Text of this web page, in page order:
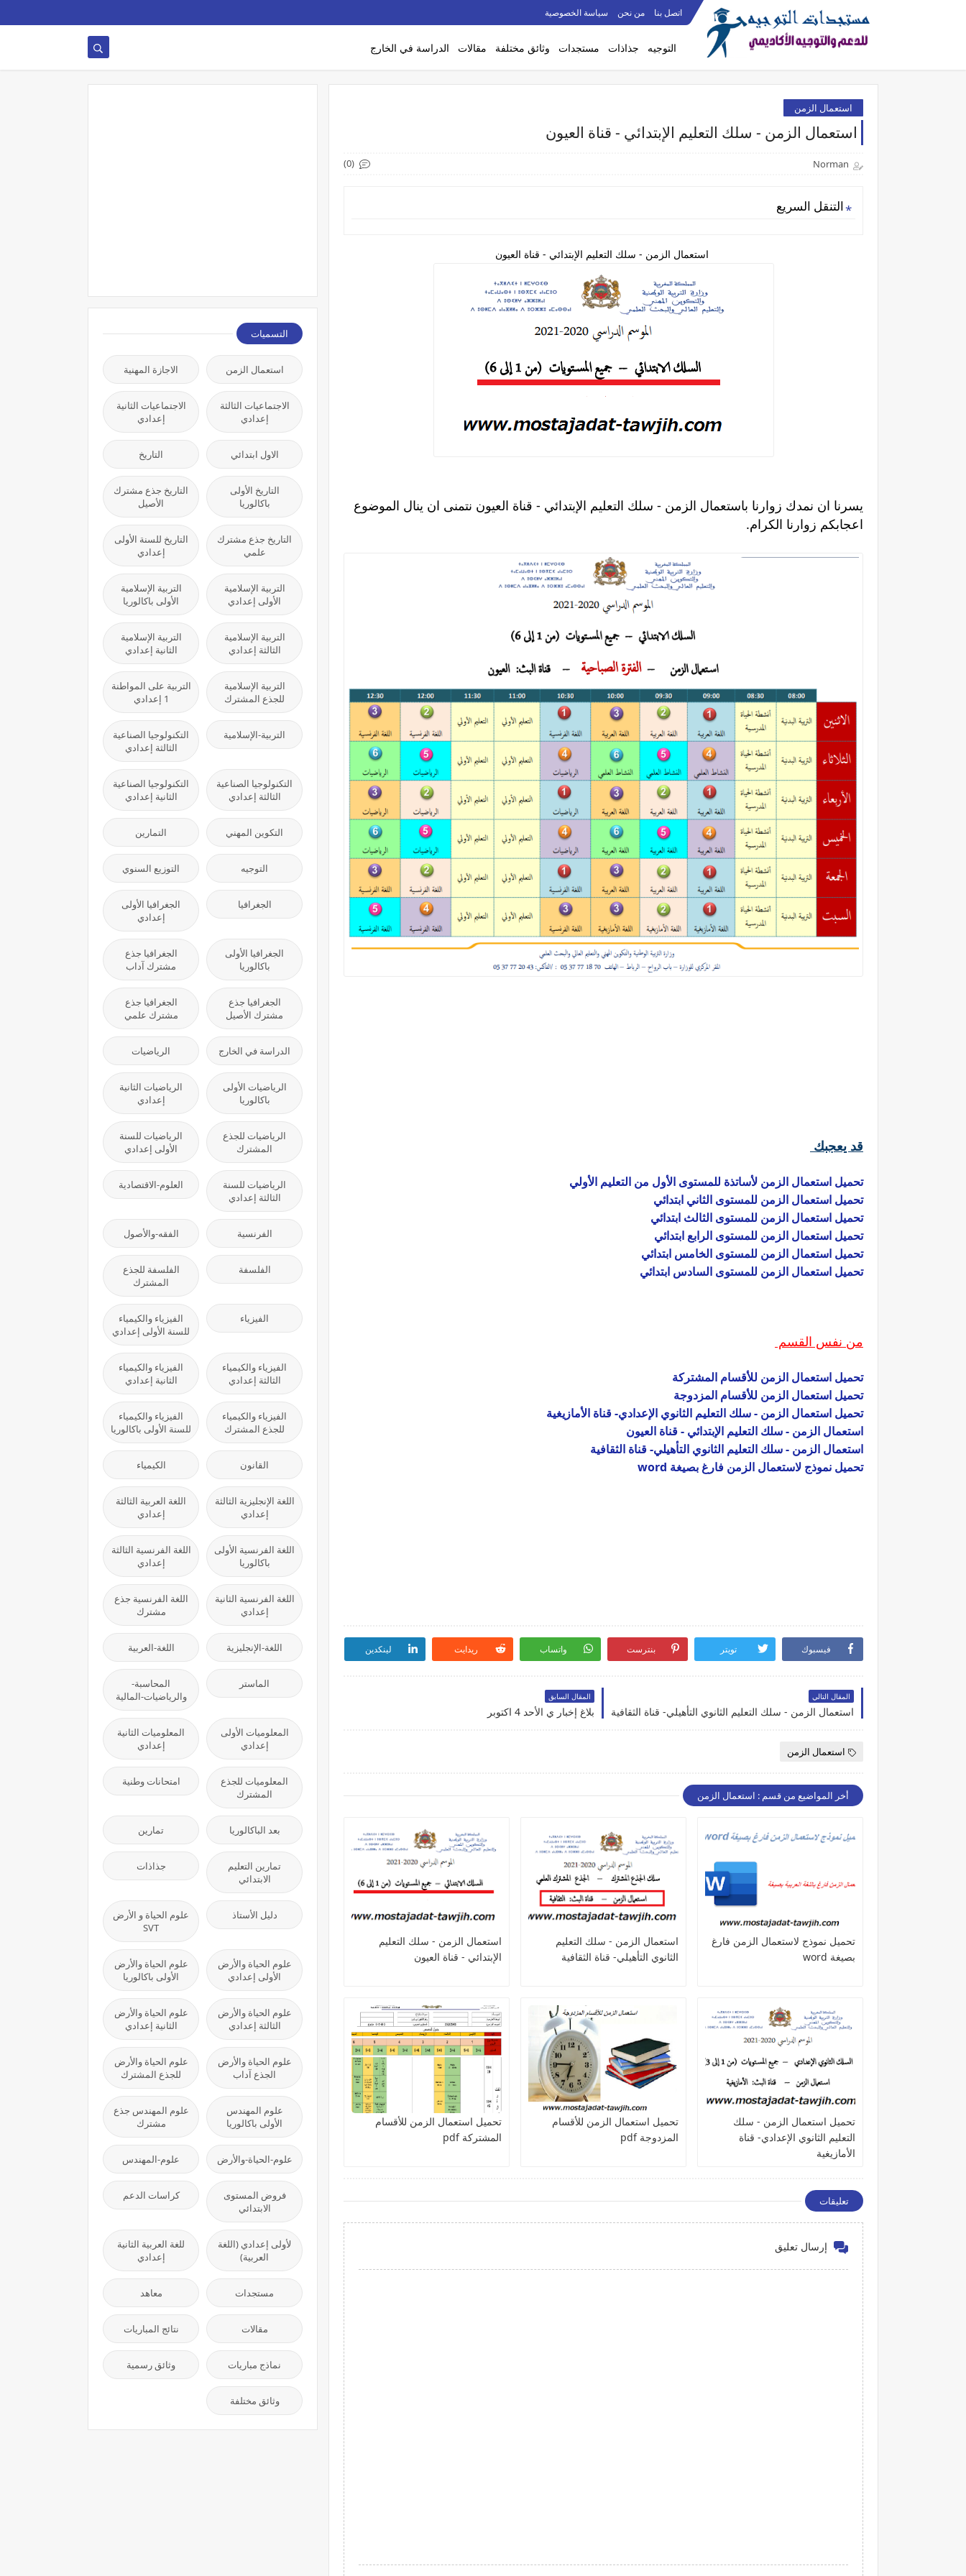
اتصل بنا من نحن سياسة الخصوصية
التوجيه جذاذات مستجدات وثائق مختلفة مقالات الدراسة في الخارج
استعمال الزمن
​استعمال الزمن - سلك التعليم الإبتدائي - قناة العيون
Norman
(0)
التنقل السريع
​استعمال الزمن - سلك التعليم الإبتدائي - قناة العيون
يسرنا ان نمدك زوارنا ب​استعمال الزمن - سلك التعليم الإبتدائي - قناة العيون نتمنى ان ينال الموضوع
اعجابكم زوارنا الكرام.
قد يعجبك
تحميل استعمال الزمن لأساتذة للمستوى الأول من التعليم الأولي
تحميل استعمال الزمن للمستوى الثاني ابتدائي
تحميل استعمال الزمن للمستوى الثالث ابتدائي
تحميل استعمال الزمن للمستوى الرابع ابتدائي
تحميل استعمال الزمن للمستوى الخامس ابتدائي
تحميل استعمال الزمن للمستوى السادس ابتدائي
من نفس القسم
تحميل استعمال الزمن للأقسام المشتركة
تحميل استعمال الزمن للأقسام المزدوجة
تحميل ​استعمال الزمن - سلك التعليم الثانوي الإعدادي- قناة الأمازيغية
​استعمال الزمن - سلك التعليم الإبتدائي - قناة العيون
​استعمال الزمن - سلك التعليم الثانوي التأهيلي- قناة الثقافية
تحميل نموذج لاستعمال الزمن فارغ بصيغة word
فيسبوك تويتر بنترست واتساب ريدايت لينكدين
المقال التالي
​استعمال الزمن - سلك التعليم الثانوي التأهيلي- قناة الثقافية
المقال السابق
بلاغ إخبار ي الأحد 4 اكتوبر
استعمال الزمن
أخر المواضيع من قسم : استعمال الزمن
تحميل نموذج لاستعمال الزمن فارغ
بصيغة word
​استعمال الزمن - سلك التعليم
الثانوي التأهيلي- قناة الثقافية
​استعمال الزمن - سلك التعليم
الإبتدائي - قناة العيون
تحميل ​استعمال الزمن - سلك
التعليم الثانوي الإعدادي- قناة
الأمازيغية
تحميل استعمال الزمن للأقسام
المزدوجة pdf
تحميل استعمال الزمن للأقسام
المشتركة pdf
تعليقات
إرسال تعليق
التسميات
استعمال الزمن الاجازة المهنية
الاجتماعيات الثالثة
إعدادي
الاجتماعيات الثانية
إعدادي
الاول ابتدائي التاريخ
التاريخ الأولى
باكالوريا
التاريخ جذع مشترك
الأصيل
التاريخ جذع مشترك
علمي
التاريخ للسنة الأولى
إعدادي
التربية الإسلامية
الأولى إعدادي
التربية الإسلامية
الأولى باكالوريا
التربية الإسلامية
الثالثة إعدادي
التربية الإسلامية
الثانية إعدادي
التربية الإسلامية
للجذع المشترك
التربية على المواطنة
1 إعدادي
التربية-الإسلامية
التكنولوجيا الصناعية
الثالثة إعدادي
التكنولوجيا الصناعية
الثالثة إعدادي
التكنولوجيا الصناعية
الثانية إعدادي
التكوين المهني التمارين
التوجيه التوزيع السنوي
الجغرافيا
الجغرافيا الأولى
إعدادي
الجغرافيا الأولى
باكالوريا
الجغرافيا جذع
مشترك آداب
الجغرافيا جذع
مشترك الأصيل
الجغرافيا جذع
مشترك علمي
الدراسة في الخارج الرياضيات
الرياضيات الأولى
باكالوريا
الرياضيات الثانية
إعدادي
الرياضيات للجذع
المشترك
الرياضيات للسنة
الأولى إعدادي
الرياضيات للسنة
الثالثة إعدادي
العلوم-الاقتصادية
الفرنسية الفقه-والأصول
الفلسفة
الفلسفة للجذع
المشترك
الفيزياء
الفيزياء والكيمياء
للسنة الأولى إعدادي
الفيزياء والكيمياء
الثالثة إعدادي
الفيزياء والكيمياء
الثانية إعدادي
الفيزياء والكيمياء
للجذع المشترك
الفيزياء والكيمياء
للسنة الأولى باكالوريا
القانون الكيمياء
اللغة الإنجليزية الثالثة
إعدادي
اللغة العربية الثالثة
إعدادي
اللغة الفرنسية الأولى
باكالوريا
اللغة الفرنسية الثالثة
إعدادي
اللغة الفرنسية الثانية
إعدادي
اللغة الفرنسية جذع
مشترك
اللغة-الإنجليزية اللغة-العربية
الماستر
المحاسبة-
والرياضيات-المالية
المعلوميات الأولى
إعدادي
المعلوميات الثانية
إعدادي
المعلوميات للجذع
المشترك
امتحانات وطنية
بعد الباكالوريا تمارين
تمارين التعليم
الابتدائي
جذاذات
دليل الأستاذ
علوم الحياة و الأرض
SVT
علوم الحياة والأرض
الأولى إعدادي
علوم الحياة والأرض
الأولى باكالوريا
علوم الحياة والأرض
الثالثة إعدادي
علوم الحياة والأرض
الثانية إعدادي
علوم الحياة والأرض
الجذع آداب
علوم الحياة والأرض
للجذع المشترك
علوم المهندس
الأولى باكالوريا
علوم المهندس جذع
مشترك
علوم-الحياة-والأرض علوم-المهندس
فروض المستوى
الابتدائي
كراسات الدعم
لأولى إعدادي (اللغة
العربية)
للغة العربية الثانية
إعدادي
مستجدات معاهد
مقالات نتائج المباريات
نماذج مباريات وثائق رسمية
وثائق مختلفة